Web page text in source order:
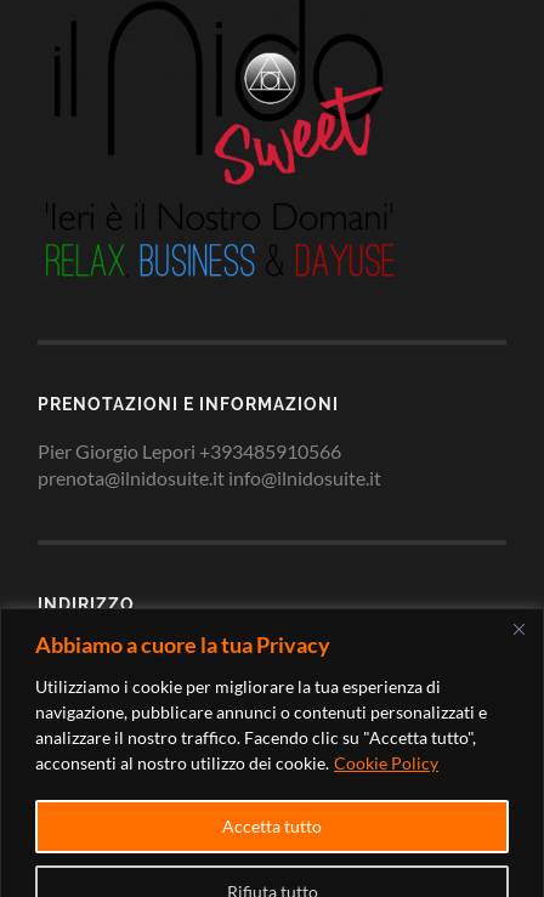
Abbiamo a cuore la tua Privacy
Utilizziamo i cookie per migliorare la tua esperienza di
navigazione, pubblicare annunci o contenuti personalizzati e
analizzare il nostro traffico. Facendo clic su "Accetta tutto",
acconsenti al nostro utilizzo dei cookie. Cookie Policy
Rifiuta tutto
Accetta tutto
PRENOTAZIONI E INFORMAZIONI
Pier Giorgio Lepori +393485910566
prenota@ilnidosuite.it info@ilnidosuite.it
INDIRIZZO
Via Loreto 2/c 62010 Montecosaro Scalo Macerata -
Marche (Italy)
IL NIDO SUITE